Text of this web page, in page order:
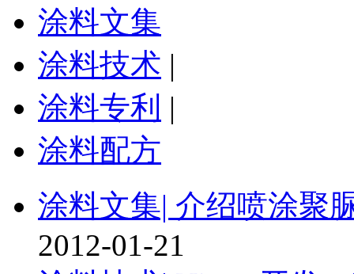
涂料文集
涂料技术 |
涂料专利 |
涂料配方
涂料文集| 介绍喷涂聚
2012-01-21